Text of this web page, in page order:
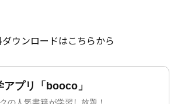
ウンロードはこちらから